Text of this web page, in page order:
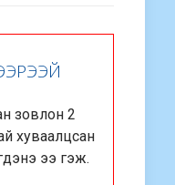
зовлон 2
хуваалцсан
ээ гэж.